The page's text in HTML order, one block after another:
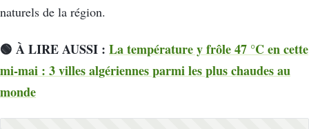
naturels de la région.
🟢 À LIRE AUSSI : La température y frôle 47 °C en cette
mi-mai : 3 villes algériennes parmi les plus chaudes au
monde